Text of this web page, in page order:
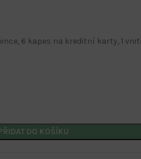
Kalendáře s potiskem
6 kapes na kreditní karty, 1
DO KOŠÍKU